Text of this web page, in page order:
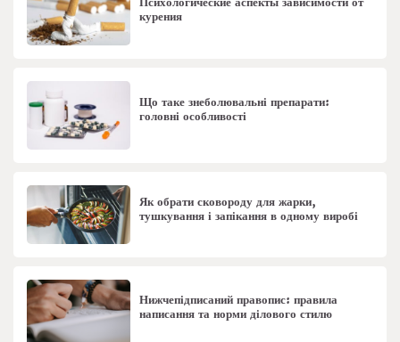
курения
Що таке знеболювальні препарати:
головні особливості
Як обрати сковороду для жарки,
тушкування і запікання в одному виробі
Нижчепідписаний правопис: правила
написання та норми ділового стилю